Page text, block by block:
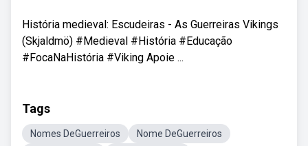
História medieval: Escudeiras - As Guerreiras Vikings
(Skjaldmö) #Medieval #História #Educação
#FocaNaHistória #Viking Apoie ...
Tags
Nomes DeGuerreiros Nome DeGuerreiros